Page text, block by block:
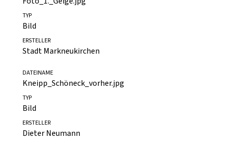
Stadt Markneukirchen
DATEINAME
Foto_1._Geige.jpg
TYP
ERSTELLER
Stadt Markneukirchen
DATEINAME
Kneipp_Schöneck_vorher.jpg
TYP